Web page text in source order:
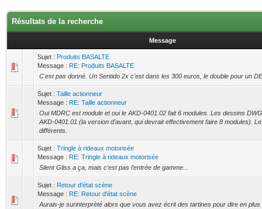
Résultats de la recherche
Message
Sujet : Produits BASALTE
Message : RE: Produits BASALTE
C'est pas donné. Un Sentido 2x c'est dans les 300 euros, le double pour un
Sujet : Taille actionneur
Message : RE: Taille actionneur
Oui MDRC est module et oui le AKD-0401.02 fait 6 modules. Les dessins
AKD-0401.01 (la version d'avant, qui devrait effectivement faire 8 modules).
différents.
Sujet : Tringle à rideaux motorisée
Message : RE: Tringle à rideaux motorisée
Silent Gliss a ça, mais c’est pas l’entrée de gamme...
Sujet : Retour d'état scène
Message : RE: Retour d'état scène
Aurais-je surinterprèté alors que vous avez écrit des tartines pour dire en plus